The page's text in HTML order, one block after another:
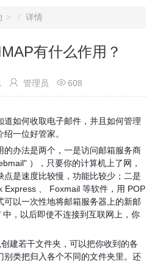
详情
有什么作用？
 管理员 608
道如何收取电子邮件，并且如何管理
一位好管家。
的办法是两个，一是访问邮箱服务商
），只要你的计算机上了网，
是速度比较慢，功能比较少；二是
Express 、 Foxmail 等软件，用 POP
以一次性地将邮箱服务器上的新邮
，以后即使不连接到互联网上，你
建若干文件夹，可以把你收到的各
类把归入各个不同的文件夹里。还